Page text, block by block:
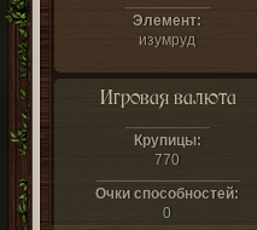
Элемент:
изумруд
Игровая валюта
Крупицы:
770
Очки способностей:
0